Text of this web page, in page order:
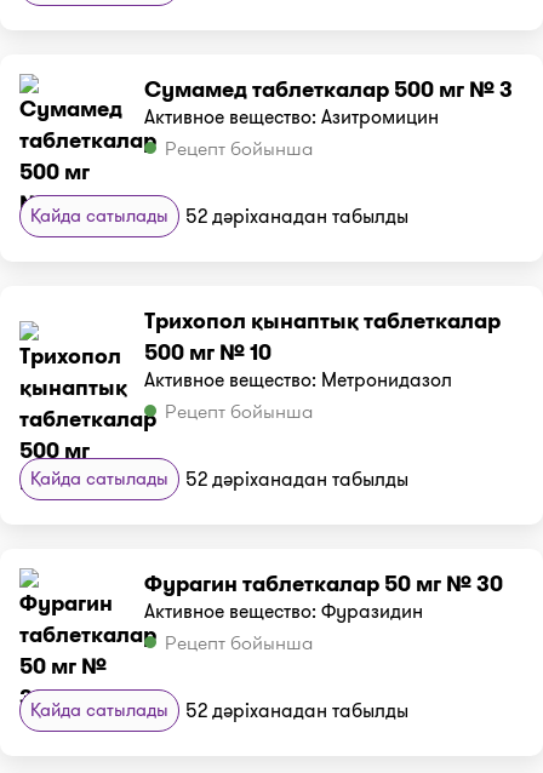
Сумамед таблеткалар 500 мг № 3
Активное вещество: Азитромицин
Рецепт бойынша
Қайда сатылады 52 дәріханадан табылды
Трихопол қынаптық таблеткалар
500 мг № 10
Активное вещество: Метронидазол
Рецепт бойынша
Қайда сатылады 52 дәріханадан табылды
Фурагин таблеткалар 50 мг № 30
Активное вещество: Фуразидин
Рецепт бойынша
Қайда сатылады 52 дәріханадан табылды